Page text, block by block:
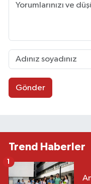
Gönder
Trend Haberler
1